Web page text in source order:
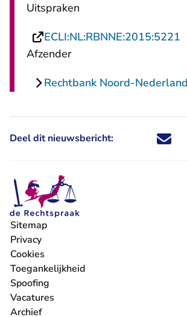
Uitspraken
ECLI:NL:RBNNE:2015:5221
Afzender
Rechtbank Noord-Nederland
Deel dit nieuwsbericht: Deel dit
Deel dit
Deel
Sitemap
Privacy
Cookies
Toegankelijkheid
Spoofing
Vacatures
- U verlaat Rechtspraak.nl
Archief